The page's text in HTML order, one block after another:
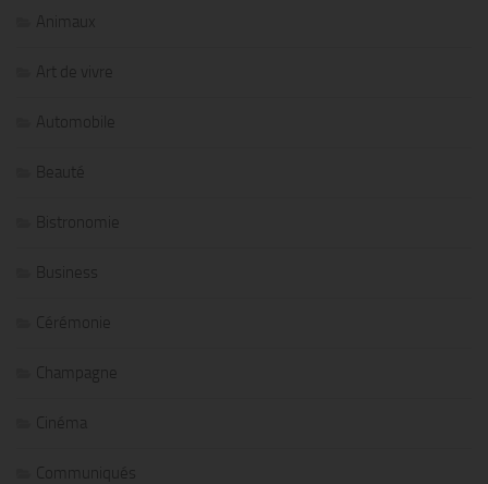
Animaux
Art de vivre
Automobile
Beauté
Bistronomie
Business
Cérémonie
Champagne
Cinéma
Communiqués